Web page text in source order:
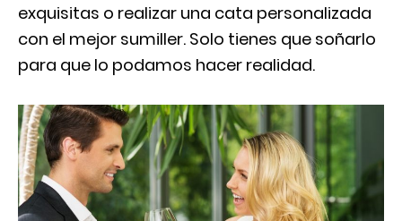
exquisitas o realizar una cata personalizada
con el mejor sumiller. Solo tienes que soñarlo
para que lo podamos hacer realidad.